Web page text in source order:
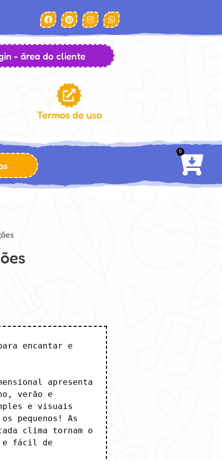
- área do cliente
Termos de uso
0
encantar e
apresenta
verão e
e visuais
pequenos! As
clima tornam o
e fácil de